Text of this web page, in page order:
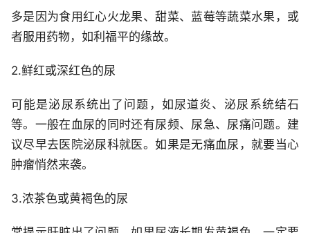
多是因为食用红心火龙果、甜菜、蓝莓等蔬菜水果，或
者服用药物，如利福平的缘故。
2.鲜红或深红色的尿
可能是泌尿系统出了问题，如尿道炎、泌尿系统结石
等。一般在血尿的同时还有尿频、尿急、尿痛问题。建
议尽早去医院泌尿科就医。如果是无痛血尿，就要当心
肿瘤悄然来袭。
3.浓茶色或黄褐色的尿